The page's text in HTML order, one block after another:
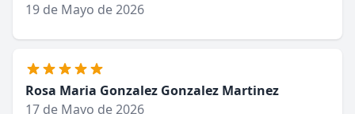
19 de Mayo de 2026
Rosa Maria Gonzalez Gonzalez Martinez
17 de Mayo de 2026